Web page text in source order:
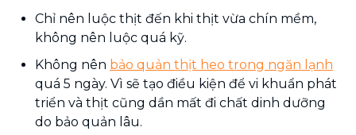
Chỉ nên luộc thịt đến khi thịt vừa chín mềm,
không nên luộc quá kỹ.
Không nên bảo quản thịt heo trong ngăn lạnh
quá 5 ngày. Vì sẽ tạo điều kiện để vi khuẩn phát
triển và thịt cũng dần mất đi chất dinh dưỡng
do bảo quản lâu.